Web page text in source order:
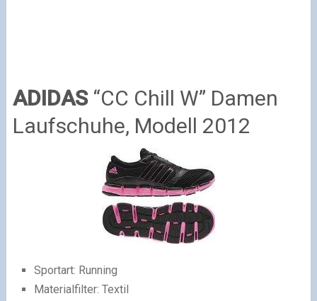
ADIDAS“CC Chill W” Damen
Laufschuhe, Modell 2012
Sportart: Running
Materialfilter: Textil